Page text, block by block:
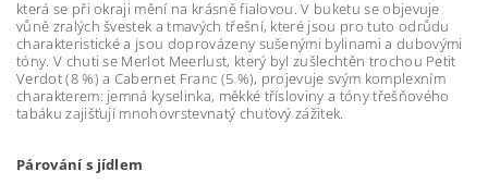
která se při okraji mění na krásně fialovou. V buketu se objevuje
vůně zralých švestek a tmavých třešní, které jsou pro tuto odrůdu
charakteristické a jsou doprovázeny sušenými bylinami a dubovými
tóny. V chuti se Merlot Meerlust, který byl zušlechtěn trochou Petit
Verdot (8 %) a Cabernet Franc (5 %), projevuje svým komplexním
charakterem: jemná kyselinka, měkké třísloviny a tóny třešňového
tabáku zajišťují mnohovrstevnatý chuťový zážitek.
Párování s jídlem